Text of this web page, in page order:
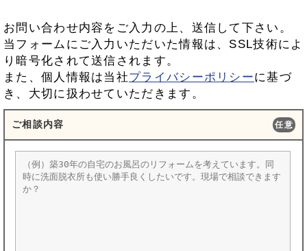
お問い合わせ内容をご入力の上、送信して下さい。
当フォームにご入力いただいた情報は、SSL技術によ
り暗号化されて送信されます。
また、個人情報は当社プライバシーポリシーに基づ
き、大切に扱わせていただきます。
ご相談内容 任意